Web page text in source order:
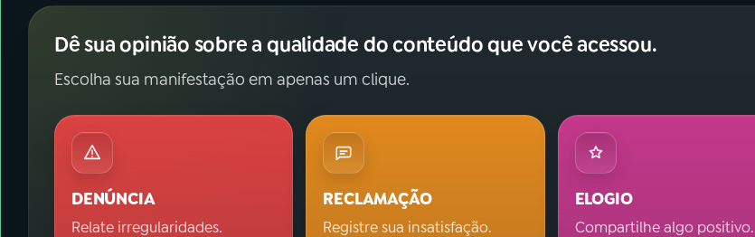
Dê sua opinião sobre a qualidade do conteúdo que você acessou.
Escolha sua manifestação em apenas um clique.
DENÚNCIA
Relate irregularidades.
RECLAMAÇÃO
Registre sua insatisfação.
ELOGIO
Compartilhe algo positivo.